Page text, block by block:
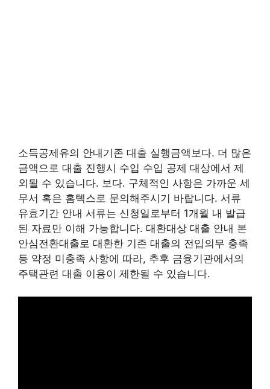
소득공제유의 안내기존 대출 실행금액보다. 더 많은
금액으로 대출 진행시 수입 수입 공제 대상에서 제
외될 수 있습니다. 보다. 구체적인 사항은 가까운 세
무서 혹은 홈텍스로 문의해주시기 바랍니다. 서류
유효기간 안내 서류는 신청일로부터 1개월 내 발급
된 자료만 이해 가능합니다. 대환대상 대출 안내 본
안심전환대출로 대환한 기존 대출의 전입의무 충족
등 약정 미충족 사항에 따라, 추후 금융기관에서의
주택관련 대출 이용이 제한될 수 있습니다.